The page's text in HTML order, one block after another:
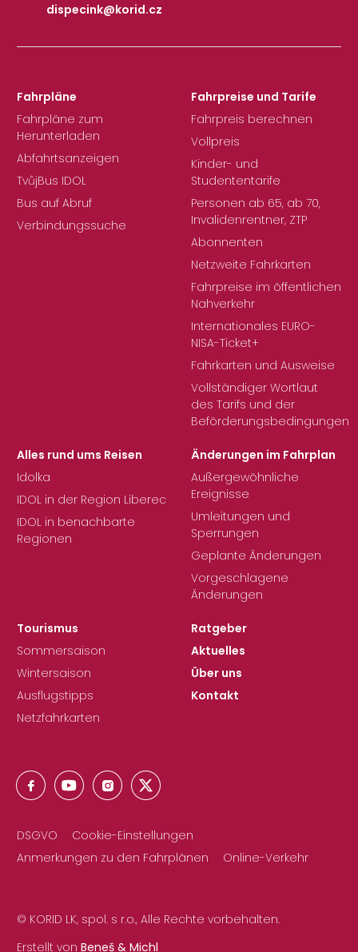
|
dispecink@korid.cz
Fahrpläne
Fahrpläne zum
Herunterladen
Abfahrtsanzeigen
TvůjBus IDOL
Bus auf Abruf
Verbindungssuche
Fahrpreise und Tarife
Fahrpreis berechnen
Vollpreis
Kinder- und
Studententarife
Personen ab 65, ab 70,
Invalidenrentner, ZTP
Abonnenten
Netzweite Fahrkarten
Fahrpreise im öffentlichen
Nahverkehr
Internationales EURO-
NISA-Ticket+
Fahrkarten und Ausweise
Vollständiger Wortlaut
des Tarifs und der
Beförderungsbedingungen
Alles rund ums Reisen
Idolka
IDOL in der Region Liberec
IDOL in benachbarte
Regionen
Änderungen im Fahrplan
Außergewöhnliche
Ereignisse
Umleitungen und
Sperrungen
Geplante Änderungen
Vorgeschlagene
Änderungen
Tourismus
Sommersaison
Wintersaison
Ausflugstipps
Netzfahrkarten
Ratgeber
Aktuelles
Über uns
Kontakt
DSGVO
Cookie-Einstellungen
Anmerkungen zu den Fahrplänen
Online-Verkehr
© KORID LK, spol. s r.o., Alle Rechte vorbehalten.
Erstellt von Beneš & Michl